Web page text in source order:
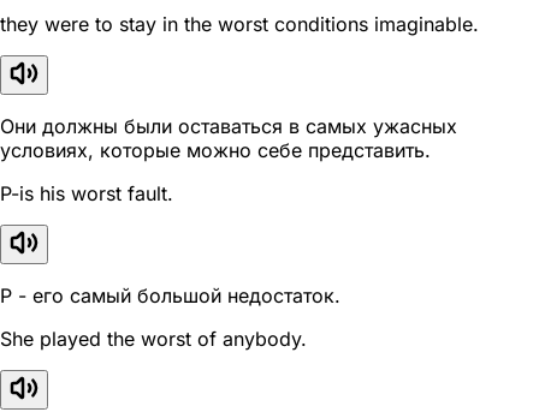
they were to stay in the worst conditions imaginable.
Они должны были оставаться в самых ужасных
условиях, которые можно себе представить.
P-is his worst fault.
P - его самый большой недостаток.
She played the worst of anybody.